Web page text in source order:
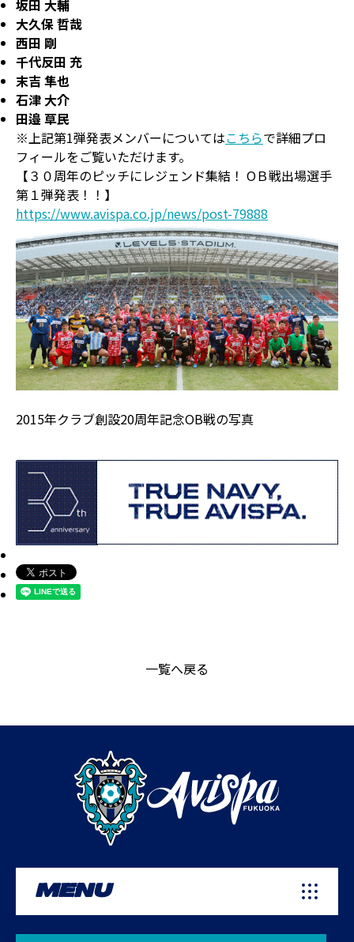
坂田 大輔
大久保 哲哉
西田 剛
千代反田 充
末吉 隼也
石津 大介
田邉 草民
※上記第1弾発表メンバーについてはこちらで詳細プロ
フィールをご覧いただけます。
【３０周年のピッチにレジェンド集結！ OＢ戦出場選手
第１弾発表！！】
https://www.avispa.co.jp/news/post-79888
2015年クラブ創設20周年記念OB戦の写真
一覧へ戻る
MENU